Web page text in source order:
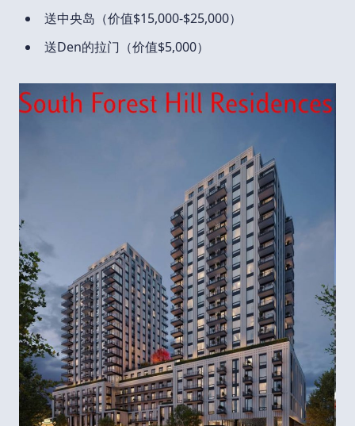
送中央岛（价值$15,000-$25,000）
送Den的拉门（价值$5,000）